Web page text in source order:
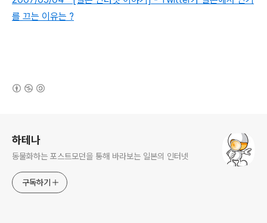
를 끄는 이유는 ?
하테나
동물화하는 포스트모던을 통해 바라보는 일본의 인터넷
구독하기